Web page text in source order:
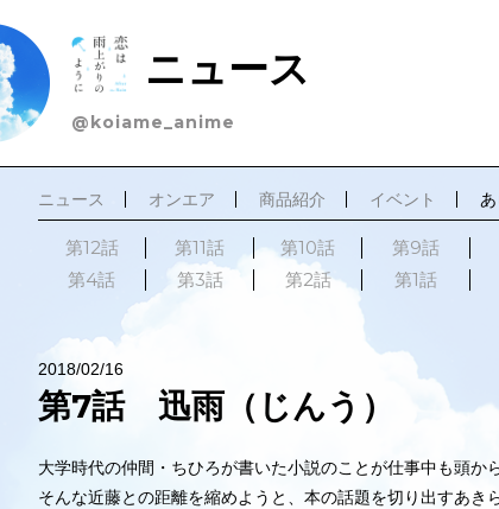
ニュース
@koiame_anime
ニュース オンエア 商品紹介 イベント
第12話 第11話 第10話 第9話
第4話
第3話 第2話 第1話
2018/02/16
第7話 迅雨（じんう）
大学時代の仲間・ちひろが書いた小説のことが仕事中も頭か
そんな近藤との距離を縮めようと、本の話題を切り出すあきら